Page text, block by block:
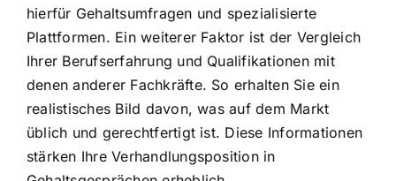
hierfür Gehaltsumfragen und spezialisierte
Plattformen. Ein weiterer Faktor ist der Vergleich
Ihrer Berufserfahrung und Qualifikationen mit
denen anderer Fachkräfte. So erhalten Sie ein
realistisches Bild davon, was auf dem Markt
üblich und gerechtfertigt ist. Diese Informationen
stärken Ihre Verhandlungsposition in